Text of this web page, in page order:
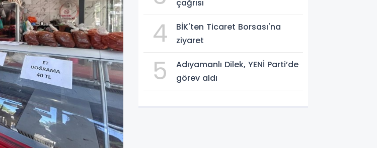
çağrısı
4
BİK'ten Ticaret Borsası'na
ziyaret
5
Adıyamanlı Dilek, YENİ Parti’de
görev aldı